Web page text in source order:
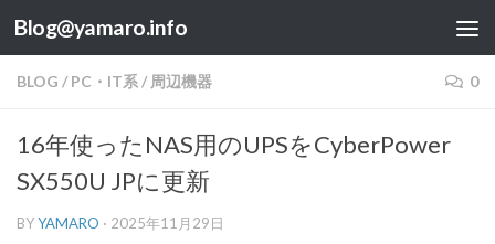
コンテンツへスキップ
Blog@yamaro.info
BLOG / PC・IT系/ 周辺機器 0
16年使ったNAS用のUPSをCyberPower
SX550U JPに更新
BYYAMARO · 2025年11月29日